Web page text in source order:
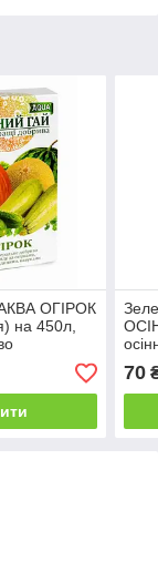
ОГІРОК
на 450л,
70